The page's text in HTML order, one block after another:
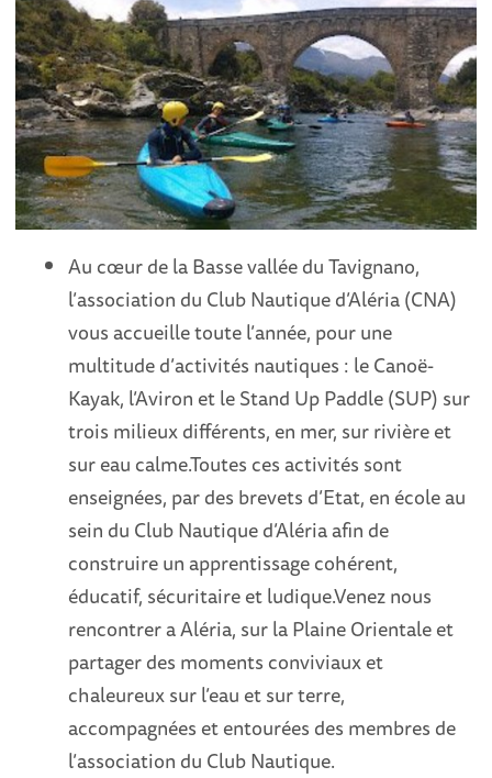
Au cœur de la Basse vallée du Tavignano,
l’association du Club Nautique d’Aléria (CNA)
vous accueille toute l’année, pour une
multitude d’activités nautiques : le Canoë-
Kayak, l’Aviron et le Stand Up Paddle (SUP) sur
trois milieux différents, en mer, sur rivière et
sur eau calme.Toutes ces activités sont
enseignées, par des brevets d’Etat, en école au
sein du Club Nautique d’Aléria afin de
construire un apprentissage cohérent,
éducatif, sécuritaire et ludique.Venez nous
rencontrer a Aléria, sur la Plaine Orientale et
partager des moments conviviaux et
chaleureux sur l’eau et sur terre,
accompagnées et entourées des membres de
l’association du Club Nautique.